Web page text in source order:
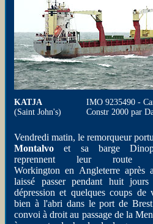
KATJA
(Saint John's)
IMO 9235490 -
Constr 2000 par
Vendredi matin, le remorqueur
Montalvo et sa barge
reprennent leur route
Workington en Angleterre après
laissé passer pendant huit jours
dépression et quelques coups de
bien à l'abri dans le port de
convoi à droit au passage de la